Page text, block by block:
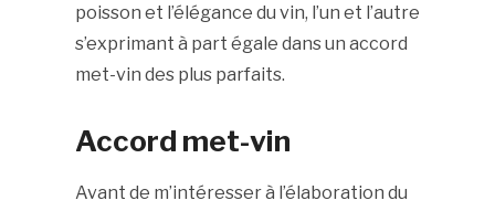
poisson et l’élégance du vin, l’un et l’autre
s’exprimant à part égale dans un accord
met-vin des plus parfaits.
Accord met-vin
Avant de m’intéresser à l’élaboration du